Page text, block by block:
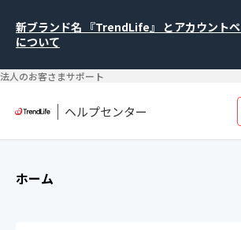
新ブランド名 『TrendLife』 とアカウント
について
法人のお客さまサポート
ヘルプセンター
ホーム